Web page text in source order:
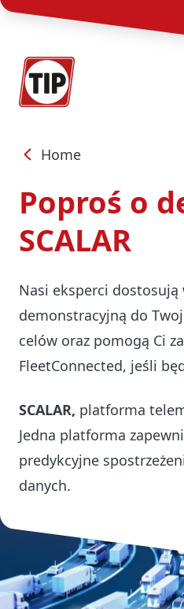
Home
Poproś o
SCALAR
Nasi eksperci dostosują
demonstracyjną do
celów oraz pomogą Ci
FleetConnected, jeśli
SCALAR, platforma
Jedna platforma
predykcyjne
danych.